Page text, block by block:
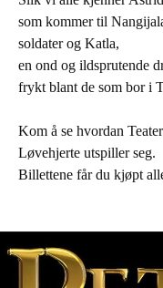
som kommer til
soldater og Katla,
en ond og ildsprutende
frykt blant de som bor i
Kom å se hvordan
Løvehjerte utspiller seg.
Billettene får du kjøpt